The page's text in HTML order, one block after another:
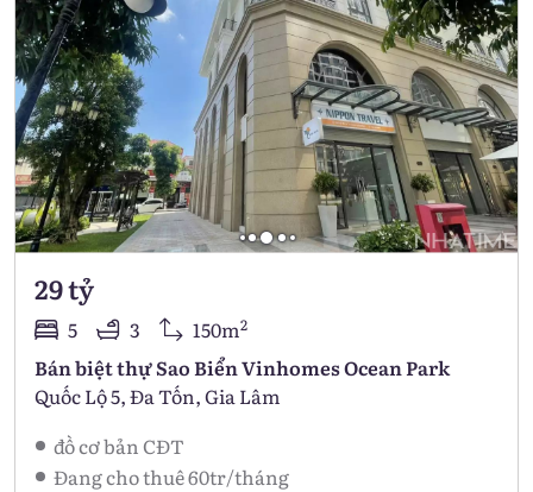
29 tỷ
5 3 150m2
Bán biệt thự Sao Biển Vinhomes Ocean Park
Quốc Lộ 5, Đa Tốn, Gia Lâm
đồ cơ bản CĐT
Đang cho thuê 60tr/tháng